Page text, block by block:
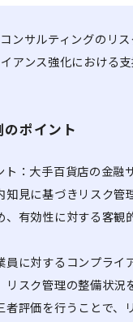
ンサルティングのリ
アンス強化における
ポイント
ト：大手百貨店の金融
知見に基づきリスク管
、有効性に対する客観
員に対するコンプライ
リスク管理の整備状況
者評価を行うことで、